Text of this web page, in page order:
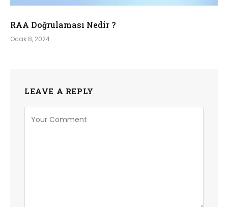
RAA Doğrulaması Nedir ?
Ocak 8, 2024
LEAVE A REPLY